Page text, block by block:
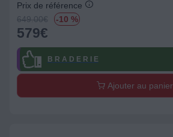
Prix de référence
649.00€ -10 %
579€
B R A D E R I E
Ajouter au panier